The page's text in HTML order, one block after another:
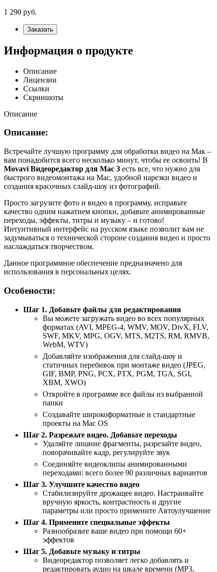
1 290 руб.
Заказать
Информация о продукте
Описание
Лицензии
Ссылки
Скриншоты
Описание
Описание:
Встречайте лучшую программу для обработки видео на Мак –
вам понадобится всего несколько минут, чтобы ее освоить! В
Movavi Видеоредактор для Mac 3 есть все, что нужно для
быстрого видеомонтажа на Mac, удобной нарезки видео и
создания красочных слайд-шоу из фотографий.
Просто загрузите фото и видео в программу, исправьте
качество одним нажатием кнопки, добавьте анимированные
переходы, эффекты, титры и музыку – и готово!
Интуитивный интерфейс на русском языке позволит вам не
задумываться о технической стороне создания видео и просто
наслаждаться творчеством.
Данное программное обеспечение предназначено для
использования в персональных целях.
Особености:
Шаг 1. Добавьте файлы для редактирования
Вы можете загружать видео во всех популярных
форматах (AVI, MPEG-4, WMV, MOV, DivX, FLV,
SWF, MKV, MPG, OGV, MTS, M2TS, RM, RMVB,
WebM, WTV)
Добавляйте изображения для слайд-шоу и
статичных перебивок при монтаже видео (JPEG,
GIF, BMP, PNG, PCX, PTX, PGM, TGA, SGI,
XBM, XWO)
Откройте в программе все файлы из выбранной
папки
Создавайте широкоформатные и стандартные
проекты на Mac OS
Шаг 2. Разрежьте видео. Добавьте переходы
Удаляйте лишние фрагменты, разрезайте видео,
поворачивайте кадр, регулируйте звук
Соединяйте видеоклипы анимированными
переходами: всего более 90 различных вариантов
Шаг 3. Улучшите качество видео
Стабилизируйте дрожащее видео. Настраивайте
вручную яркость, контрастность и другие
параметры или просто примените Автоулучшение
Шаг 4. Примените специальные эффекты
Разнообразьте ваше видео при помощи 60+
эффектов
Шаг 5. Добавьте музыку и титры
Видеоредактор позволяет легко добавлять и
редактировать аудио на шкале времени (MP3,